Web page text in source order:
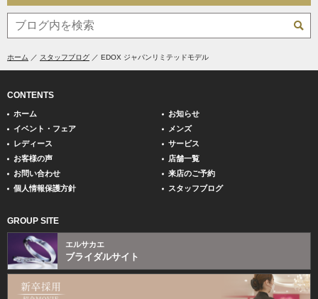
ホーム スタッフブログ EDOX ジャパンリミテッドモデル
CONTENTS
ホーム
お知らせ
イベント・フェア
メンズ
レディース
サービス
お客様の声
店舗一覧
お問い合わせ
来店のご予約
個人情報保護方針
スタッフブログ
GROUP SITE
エルサカエ
ブライダルサイト